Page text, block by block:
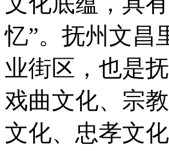
忆”。抚州文昌
业街区，也是
戏曲文化、宗
文化、忠孝文